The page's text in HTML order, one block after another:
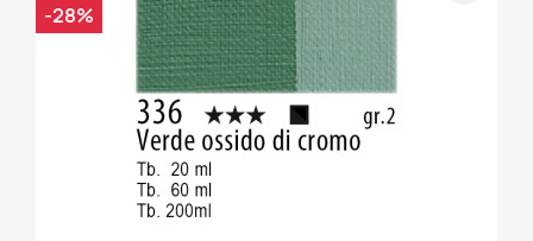
-28%